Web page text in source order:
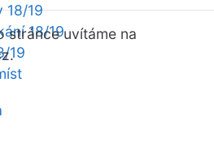
18/19
18/19
19
stránce uvítáme na